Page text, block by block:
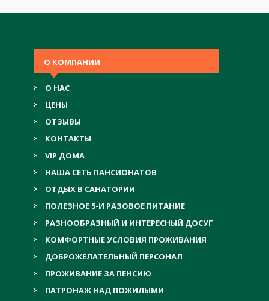
О КОМПАНИИ
О НАС
ЦЕНЫ
ОТЗЫВЫ
КОНТАКТЫ
VIP ДОМА
НАША СЕТЬ ПАНСИОНАТОВ
ОТДЫХ В САНАТОРИИ
ПОЛЕЗНОЕ 5-И РАЗОВОЕ ПИТАНИЕ
РАЗНООБРАЗНЫЙ И ИНТЕРЕСНЫЙ ДОСУГ
КОМФОРТНЫЕ УСЛОВИЯ ПРОЖИВАНИЯ
ДОБРОЖЕЛАТЕЛЬНЫЙ ПЕРСОНАЛ
ПРОЖИВАНИЕ ЗА ПЕНСИЮ
ПАТРОНАЖ НАД ПОЖИЛЫМИ